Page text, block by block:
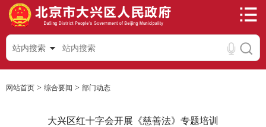
站内搜索
网站首页 > 综合要闻 > 部门动态
大兴区红十字会开展《慈善法》专题培训